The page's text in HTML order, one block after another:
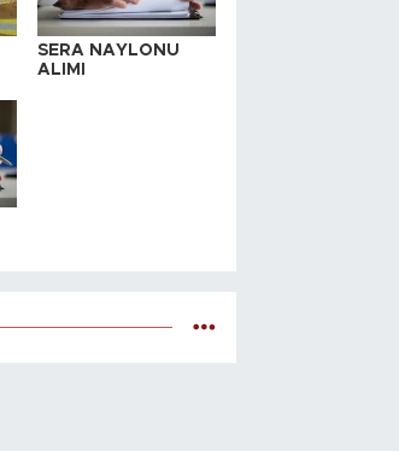
SERA NAYLONU
ALIMI